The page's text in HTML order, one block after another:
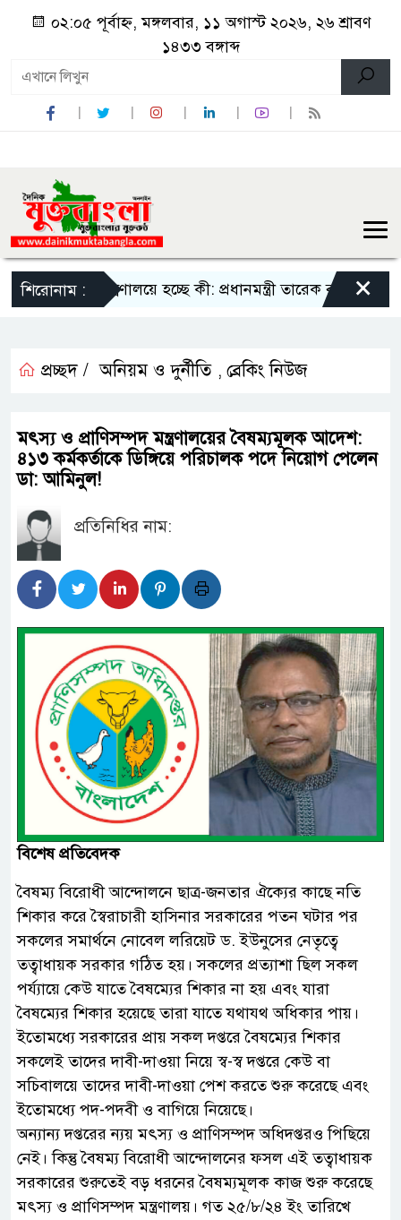
০২:০৫ পূর্বাহ্ন, মঙ্গলবার, ১১ অগাস্ট ২০২৬, ২৬ শ্রাবণ
১৪৩৩ বঙ্গাব্দ
শিরোনাম :
স্বাস্থ্য মন্ত্রণালয়ে হচ্ছে কী: প্রধানমন্ত্রী তারেক রহমানকে
×
প্রচ্ছদ / অনিয়ম ও দুর্নীতি , ব্রেকিং নিউজ
মৎস্য ও প্রাণিসম্পদ মন্ত্রণালয়ের বৈষম্যমূলক আদেশ:
৪১৩ কর্মকর্তাকে ডিঙ্গিয়ে পরিচালক পদে নিয়োগ পেলেন
ডা: আমিনুল!
প্রতিনিধির নাম:
বিশেষ প্রতিবেদক
বৈষম্য বিরোধী আন্দোলনে ছাত্র-জনতার ঐক্যের কাছে নতি
শিকার করে স্বৈরাচারী হাসিনার সরকারের পতন ঘটার পর
সকলের সমার্থনে নোবেল লরিয়েট ড. ইউনুসের নেতৃত্বে
তত্বাধায়ক সরকার গঠিত হয়। সকলের প্রত্যাশা ছিল সকল
পর্য্যায়ে কেউ যাতে বৈষম্যের শিকার না হয় এবং যারা
বৈষম্যের শিকার হয়েছে তারা যাতে যথাযথ অধিকার পায়।
ইতোমধ্যে সরকারের প্রায় সকল দপ্তরে বৈষম্যের শিকার
সকলেই তাদের দাবী-দাওয়া নিয়ে স্ব-স্ব দপ্তরে কেউ বা
সচিবালয়ে তাদের দাবী-দাওয়া পেশ করতে শুরু করেছে এবং
ইতোমধ্যে পদ-পদবী ও বাগিয়ে নিয়েছে।
অন্যান্য দপ্তরের ন্যয় মৎস্য ও প্রাণিসম্পদ অধিদপ্তরও পিছিয়ে
নেই। কিন্তু বৈষম্য বিরোধী আন্দোলনের ফসল এই তত্বাধায়ক
সরকারের শুরুতেই বড় ধরনের বৈষম্যমূলক কাজ শুরু করেছে
মৎস্য ও প্রাণিসম্পদ মন্ত্রণালয়। গত ২৫/৮/২৪ ইং তারিখে